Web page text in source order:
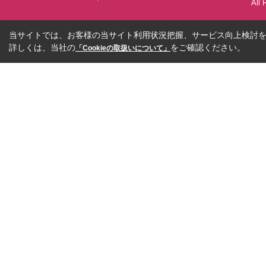
All
当サイトでは、お客様の当サイト利用状況把握、サービス向上検討
詳しくは、当社の 「Cookieの取扱いについて」 をご確認ください。